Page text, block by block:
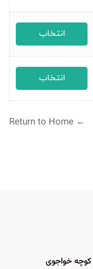
انتخاب
انتخاب
← Return to Home
کوچه خواجوی